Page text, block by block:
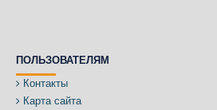
ПОЛЬЗОВАТЕЛЯМ
Контакты
Карта сайта